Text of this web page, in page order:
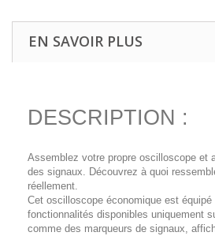
EN SAVOIR PLUS
DESCRIPTION :
Assemblez votre propre oscilloscope et
des signaux. Découvrez à quoi
réellement.
Cet oscilloscope économique est équipé
fonctionnalités disponibles uniquement
comme des marqueurs de signaux,